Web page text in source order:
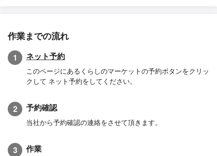
作業までの流れ
1 ネット予約
このページにあるくらしのマーケットの予約ボタンをクリッ
クして ネット予約をしてください。
2 予約確認
当社から予約確認の連絡をさせて頂きます。
3 作業